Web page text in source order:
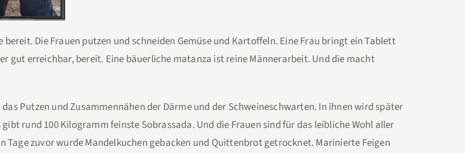
Die Frauen putzen und schneiden Gemüse und Kartoffeln. Eine Frau bringt ein Tablett
gut erreichbar, bereit. Eine bäuerliche matanza ist reine Männerarbeit. Und die macht
Putzen und Zusammennähen der Därme und der Schweineschwarten. In ihnen wird später
rund 100 Kilogramm feinste Sobrassada. Und die Frauen sind für das leibliche Wohl aller
zuvor wurde Mandelkuchen gebacken und Quittenbrot getrocknet. Marinierte Feigen